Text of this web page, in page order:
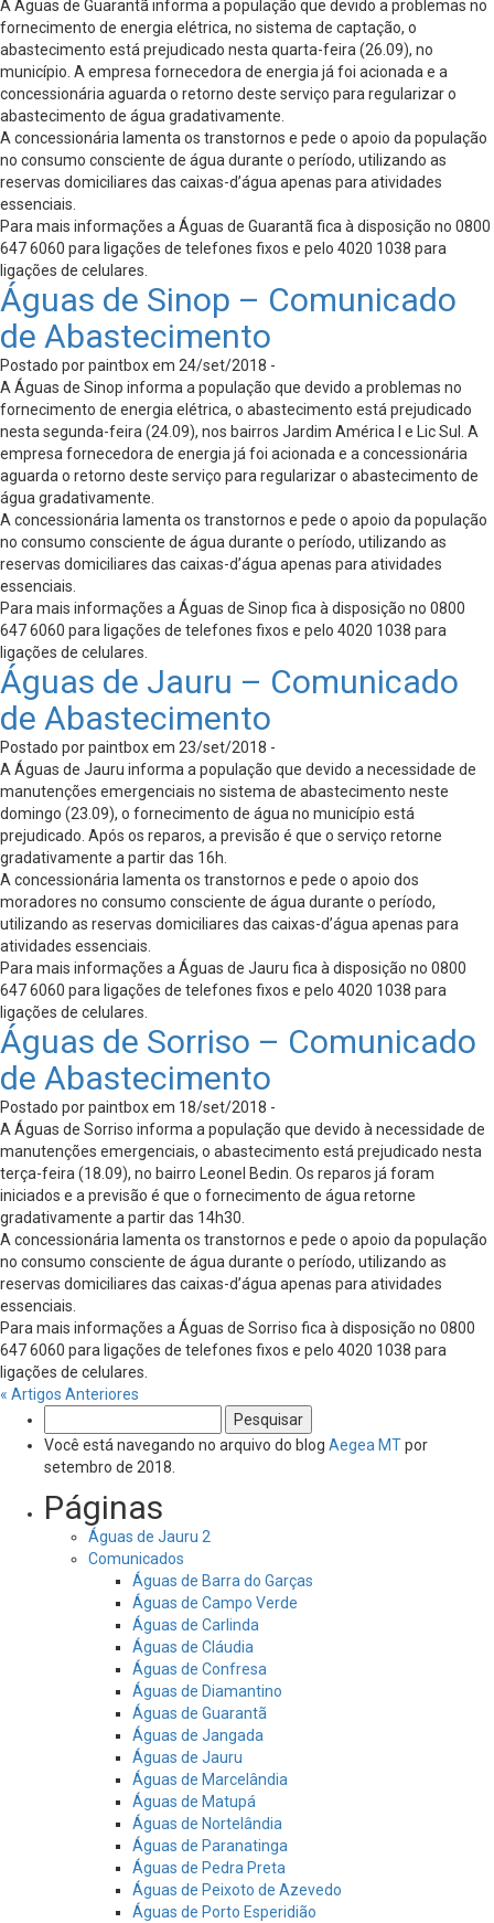
A Águas de Guarantã informa a população que devido a problemas no
fornecimento de energia elétrica, no sistema de captação, o
abastecimento está prejudicado nesta quarta-feira (26.09), no
município. A empresa fornecedora de energia já foi acionada e a
concessionária aguarda o retorno deste serviço para regularizar o
abastecimento de água gradativamente.
A concessionária lamenta os transtornos e pede o apoio da população
no consumo consciente de água durante o período, utilizando as
reservas domiciliares das caixas-d’água apenas para atividades
essenciais.
Para mais informações a Águas de Guarantã fica à disposição no 0800
647 6060 para ligações de telefones fixos e pelo 4020 1038 para
ligações de celulares.
Águas de Sinop – Comunicado
de Abastecimento
Postado por paintbox em 24/set/2018 -
A Águas de Sinop informa a população que devido a problemas no
fornecimento de energia elétrica, o abastecimento está prejudicado
nesta segunda-feira (24.09), nos bairros Jardim América I e Lic Sul. A
empresa fornecedora de energia já foi acionada e a concessionária
aguarda o retorno deste serviço para regularizar o abastecimento de
água gradativamente.
A concessionária lamenta os transtornos e pede o apoio da população
no consumo consciente de água durante o período, utilizando as
reservas domiciliares das caixas-d’água apenas para atividades
essenciais.
Para mais informações a Águas de Sinop fica à disposição no 0800
647 6060 para ligações de telefones fixos e pelo 4020 1038 para
ligações de celulares.
Águas de Jauru – Comunicado
de Abastecimento
Postado por paintbox em 23/set/2018 -
A Águas de Jauru informa a população que devido a necessidade de
manutenções emergenciais no sistema de abastecimento neste
domingo (23.09), o fornecimento de água no município está
prejudicado. Após os reparos, a previsão é que o serviço retorne
gradativamente a partir das 16h.
A concessionária lamenta os transtornos e pede o apoio dos
moradores no consumo consciente de água durante o período,
utilizando as reservas domiciliares das caixas-d’água apenas para
atividades essenciais.
Para mais informações a Águas de Jauru fica à disposição no 0800
647 6060 para ligações de telefones fixos e pelo 4020 1038 para
ligações de celulares.
Águas de Sorriso – Comunicado
de Abastecimento
Postado por paintbox em 18/set/2018 -
A Águas de Sorriso informa a população que devido à necessidade de
manutenções emergenciais, o abastecimento está prejudicado nesta
terça-feira (18.09), no bairro Leonel Bedin. Os reparos já foram
iniciados e a previsão é que o fornecimento de água retorne
gradativamente a partir das 14h30.
A concessionária lamenta os transtornos e pede o apoio da população
no consumo consciente de água durante o período, utilizando as
reservas domiciliares das caixas-d’água apenas para atividades
essenciais.
Para mais informações a Águas de Sorriso fica à disposição no 0800
647 6060 para ligações de telefones fixos e pelo 4020 1038 para
ligações de celulares.
« Artigos Anteriores
por:
Você está navegando no arquivo do blog Aegea MTpor
setembro de 2018.
Páginas
Águas de Jauru 2
Comunicados
Águas de Barra do Garças
Águas de Campo Verde
Águas de Carlinda
Águas de Cláudia
Águas de Confresa
Águas de Diamantino
Águas de Guarantã
Águas de Jangada
Águas de Jauru
Águas de Marcelândia
Águas de Matupá
Águas de Nortelândia
Águas de Paranatinga
Águas de Pedra Preta
Águas de Peixoto de Azevedo
Águas de Porto Esperidião